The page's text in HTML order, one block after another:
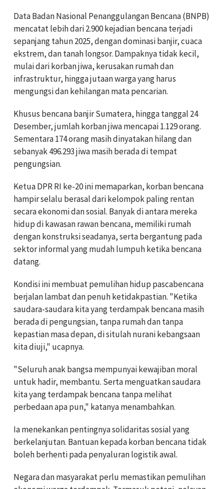
Data Badan Nasional Penanggulangan Bencana (BNPB)
mencatat lebih dari 2.900 kejadian bencana terjadi
sepanjang tahun 2025, dengan dominasi banjir, cuaca
ekstrem, dan tanah longsor. Dampaknya tidak kecil,
mulai dari korban jiwa, kerusakan rumah dan
infrastruktur, hingga jutaan warga yang harus
mengungsi dan kehilangan mata pencarian.
Khusus bencana banjir Sumatera, hingga tanggal 24
Desember, jumlah korban jiwa mencapai 1.129 orang.
Sementara 174 orang masih dinyatakan hilang dan
sebanyak 496.293 jiwa masih berada di tempat
pengungsian.
Ketua DPR RI ke-20 ini memaparkan, korban bencana
hampir selalu berasal dari kelompok paling rentan
secara ekonomi dan sosial. Banyak di antara mereka
hidup di kawasan rawan bencana, memiliki rumah
dengan konstruksi seadanya, serta bergantung pada
sektor informal yang mudah lumpuh ketika bencana
datang.
Kondisi ini membuat pemulihan hidup pascabencana
berjalan lambat dan penuh ketidakpastian. "Ketika
saudara-saudara kita yang terdampak bencana masih
berada di pengungsian, tanpa rumah dan tanpa
kepastian masa depan, di situlah nurani kebangsaan
kita diuji," ucapnya.
"Seluruh anak bangsa mempunyai kewajiban moral
untuk hadir, membantu. Serta menguatkan saudara
kita yang terdampak bencana tanpa melihat
perbedaan apa pun," katanya menambahkan.
Ia menekankan pentingnya solidaritas sosial yang
berkelanjutan. Bantuan kepada korban bencana tidak
boleh berhenti pada penyaluran logistik awal.
Negara dan masyarakat perlu memastikan pemulihan